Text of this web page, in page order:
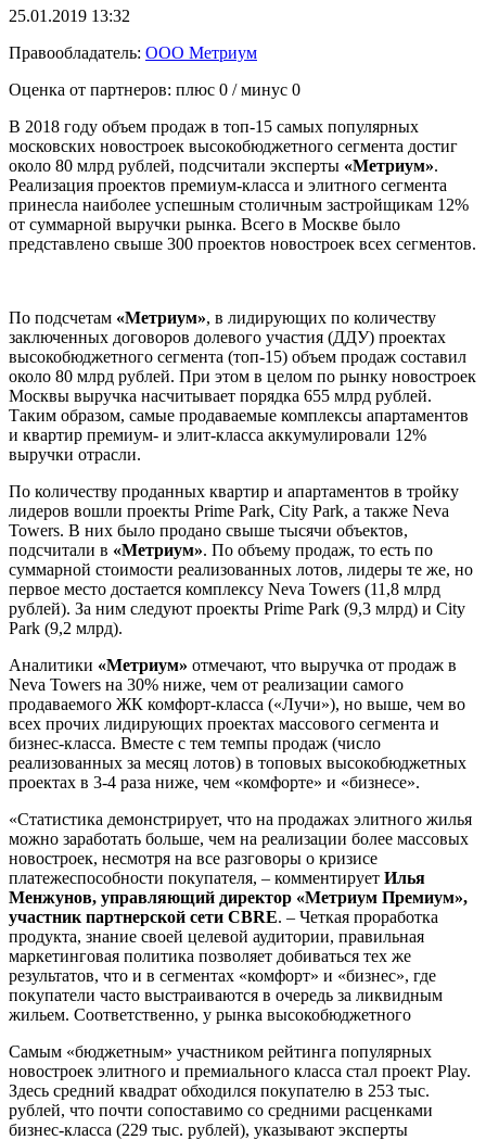
25.01.2019 13:32
Правообладатель: ООО Метриум
Оценка от партнеров: плюс 0 / минус 0
В 2018 году объем продаж в топ-15 самых популярных
московских новостроек высокобюджетного сегмента достиг
около 80 млрд рублей, подсчитали эксперты «Метриум».
Реализация проектов премиум-класса и элитного сегмента
принесла наиболее успешным столичным застройщикам 12%
от суммарной выручки рынка. Всего в Москве было
представлено свыше 300 проектов новостроек всех сегментов.
По подсчетам «Метриум», в лидирующих по количеству
заключенных договоров долевого участия (ДДУ) проектах
высокобюджетного сегмента (топ-15) объем продаж составил
около 80 млрд рублей. При этом в целом по рынку новостроек
Москвы выручка насчитывает порядка 655 млрд рублей.
Таким образом, самые продаваемые комплексы апартаментов
и квартир премиум- и элит-класса аккумулировали 12%
выручки отрасли.
По количеству проданных квартир и апартаментов в тройку
лидеров вошли проекты Prime Park, City Park, а также Neva
Towers. В них было продано свыше тысячи объектов,
подсчитали в «Метриум». По объему продаж, то есть по
суммарной стоимости реализованных лотов, лидеры те же, но
первое место достается комплексу Neva Towers (11,8 млрд
рублей). За ним следуют проекты Prime Park (9,3 млрд) и City
Park (9,2 млрд).
Аналитики «Метриум» отмечают, что выручка от продаж в
Neva Towers на 30% ниже, чем от реализации самого
продаваемого ЖК комфорт-класса («Лучи»), но выше, чем во
всех прочих лидирующих проектах массового сегмента и
бизнес-класса. Вместе с тем темпы продаж (число
реализованных за месяц лотов) в топовых высокобюджетных
проектах в 3-4 раза ниже, чем «комфорте» и «бизнесе».
«Статистика демонстрирует, что на продажах элитного жилья
можно заработать больше, чем на реализации более массовых
новостроек, несмотря на все разговоры о кризисе
платежеспособности покупателя, – комментирует Илья
Менжунов, управляющий директор «Метриум Премиум»,
участник партнерской сети CBRE. – Четкая проработка
продукта, знание своей целевой аудитории, правильная
маркетинговая политика позволяет добиваться тех же
результатов, что и в сегментах «комфорт» и «бизнес», где
покупатели часто выстраиваются в очередь за ликвидным
жильем. Соответственно, у рынка высокобюджетного
Самым «бюджетным» участником рейтинга популярных
новостроек элитного и премиального класса стал проект Play.
Здесь средний квадрат обходился покупателю в 253 тыс.
рублей, что почти сопоставимо со средними расценками
бизнес-класса (229 тыс. рублей), указывают эксперты